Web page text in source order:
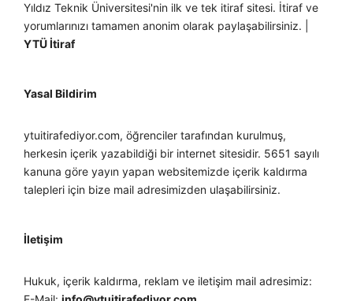
Yıldız Teknik Üniversitesi'nin ilk ve tek itiraf sitesi. İtiraf ve
yorumlarınızı tamamen anonim olarak paylaşabilirsiniz. |
YTÜ İtiraf
Yasal Bildirim
ytuitirafediyor.com, öğrenciler tarafından kurulmuş,
herkesin içerik yazabildiği bir internet sitesidir. 5651 sayılı
kanuna göre yayın yapan websitemizde içerik kaldırma
talepleri için bize mail adresimizden ulaşabilirsiniz.
İletişim
Hukuk, içerik kaldırma, reklam ve iletişim mail adresimiz: